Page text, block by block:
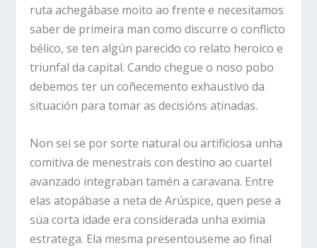
ruta achegábase moito ao frente e necesitamos
saber de primeira man como discurre o conflicto
bélico, se ten algún parecido co relato heroico e
triunfal da capital. Cando chegue o noso pobo
debemos ter un coñecemento exhaustivo da
situación para tomar as decisións atinadas.
Non sei se por sorte natural ou artificiosa unha
comitiva de menestrais con destino ao cuartel
avanzado integraban tamén a caravana. Entre
elas atopábase a neta de Arúspice, quen pese a
súa corta idade era considerada unha eximia
estratega. Ela mesma presentouseme ao final